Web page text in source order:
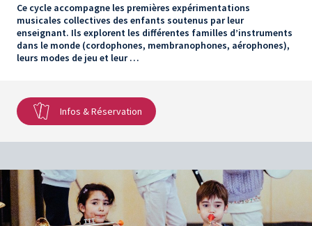
Ce cycle accompagne les premières expérimentations
musicales collectives des enfants soutenus par leur
enseignant. Ils explorent les différentes familles d’instruments
dans le monde (cordophones, membranophones, aérophones),
leurs modes de jeu et leur …
Infos & Réservation